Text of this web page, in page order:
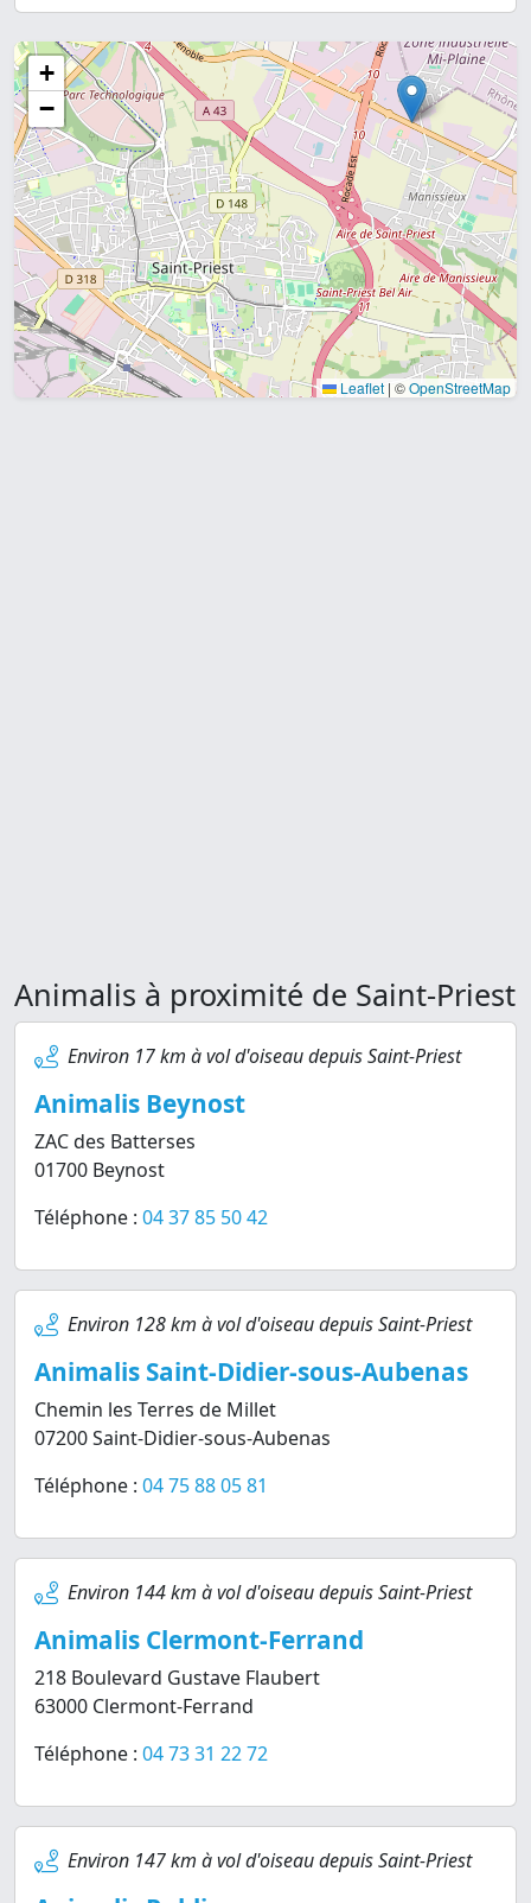
+
−
Leaflet | ©OpenStreetMap
Animalis à proximité de Saint-Priest
Environ 17 km à vol d'oiseau depuis Saint-Priest
Animalis Beynost
ZAC des Batterses
01700 Beynost
Téléphone : 04 37 85 50 42
Environ 128 km à vol d'oiseau depuis Saint-Priest
Animalis Saint-Didier-sous-Aubenas
Chemin les Terres de Millet
07200 Saint-Didier-sous-Aubenas
Téléphone : 04 75 88 05 81
Environ 144 km à vol d'oiseau depuis Saint-Priest
Animalis Clermont-Ferrand
218 Boulevard Gustave Flaubert
63000 Clermont-Ferrand
Téléphone : 04 73 31 22 72
Environ 147 km à vol d'oiseau depuis Saint-Priest